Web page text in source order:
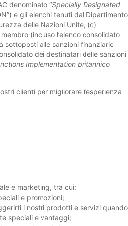
denominato “Specially Designated
e gli elenchi tenuti dal Dipartimento
delle Nazioni Unite, (c)
(incluso l’elenco consolidato
sottoposti alle sanzioni finanziarie
dei destinatari delle sanzioni
Implementation britannico
clienti per migliorare l’esperienza
e marketing, tra cui:
e promozioni;
i nostri prodotti e servizi quando
speciali e vantaggi;